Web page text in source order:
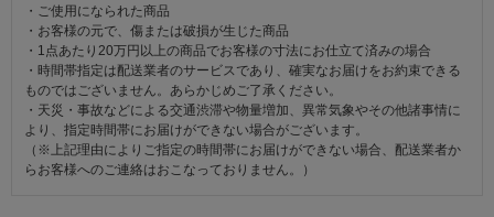
・ご使用になられた商品
・お客様の元で、傷または破損が生じた商品
・1点あたり20万円以上の商品でお客様の寸法にお仕立て済みの場合
・時間帯指定は配送業者のサービスであり、確実なお届けをお約束できる
ものではございません。あらかじめご了承ください。
・天災・事故などによる交通渋滞や物量増加、異常気象やその他諸事情に
より、指定時間帯にお届けができない場合がございます。
（※上記理由によりご指定の時間帯にお届けができない場合、配送業者か
らお客様へのご連絡はおこなっておりません。）